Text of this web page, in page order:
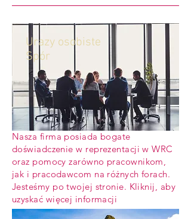
Urazy osobiste
Spór
Nasza firma posiada bogate
doświadczenie w reprezentacji w WRC
oraz pomocy zarówno pracownikom,
jak i pracodawcom na różnych forach.
Jesteśmy po twojej stronie. Kliknij, aby
uzyskać więcej informacji